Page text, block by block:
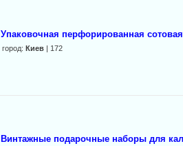
Упаковочная перфорированная
город: Киев| 172
Винтажные подарочные наборы для